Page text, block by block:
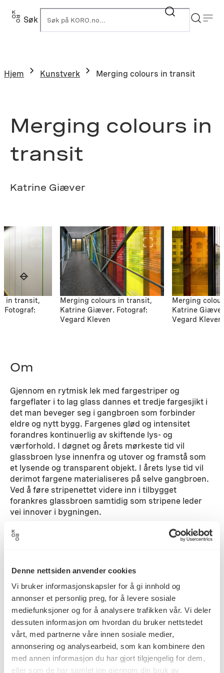
Denne nettsiden anvender cookies
Vi bruker informasjonskapsler for å gi innhold og
annonser et personlig preg, for å levere sosiale
mediefunksjoner og for å analysere trafikken vår. Vi deler
dessuten informasjon om hvordan du bruker nettstedet
vårt, med partnerne våre innen sosiale medier,
annonsering og analysearbeid, som kan kombinere den
med annen informasjon du har gjort tilgjengelig for dem,
eller som de har samlet inn gjennom din bruk av
Hopp
Søk
Hjem Kunstverk Merging colours in transit
Merging colours in
transit
Katrine Giæver
in transit,
Fotograf:
Merging colours in transit,
Katrine Giæver. Fotograf:
Vegard Kleven
Merging
Katrine
Vegard Kleven
Om
Gjennom en rytmisk lek med fargestriper og
fargeflater i to lag glass dannes et tredje fargesjikt i
det man beveger seg i gangbroen som forbinder
eldre og nytt bygg. Fargenes glød og intensitet
forandres kontinuerlig av skiftende lys- og
værforhold. I døgnet og årets mørkeste tid vil
glassbroen lyse innenfra og utover og framstå som
et lysende og transparent objekt. I årets lyse tid vil
derimot fargene materialiseres på selve gangbroen.
Ved å føre stripenettet videre inn i tilbygget
forankres glassbroen samtidig som stripene leder
vei innover i bygningen.
Detaljer
Datering 2007
Katrine Giæver
Kategori
Akrylmaling, Betongmaleri,
Glassvegg, Grafikk, Maleri,